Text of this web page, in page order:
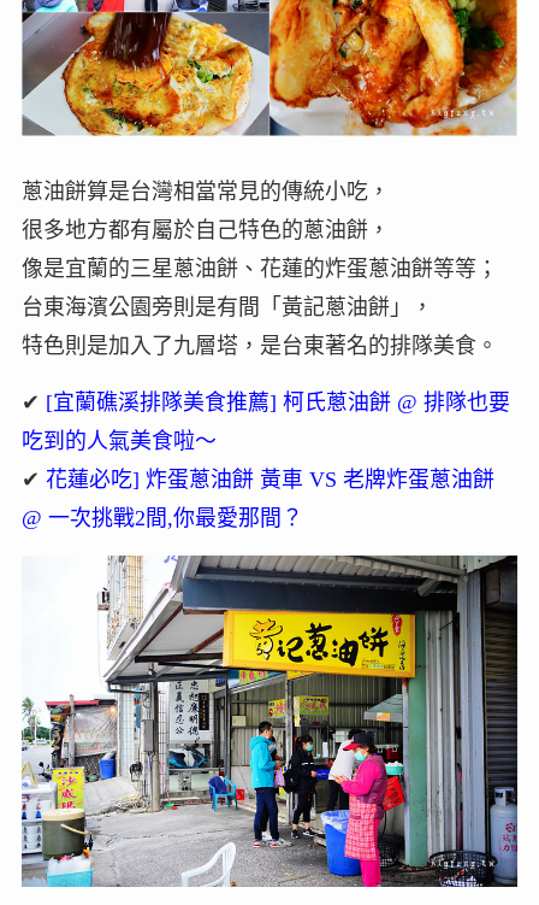
蔥油餅算是台灣相當常見的傳統小吃，
很多地方都有屬於自己特色的蔥油餅，
像是宜蘭的三星蔥油餅、花蓮的炸蛋蔥油餅等等；
台東海濱公園旁則是有間「黃記蔥油餅」，
特色則是加入了九層塔，是台東著名的排隊美食。
✔ [宜蘭礁溪排隊美食推薦] 柯氏蔥油餅 @ 排隊也要
吃到的人氣美食啦～
✔ 花蓮必吃] 炸蛋蔥油餅 黃車 VS 老牌炸蛋蔥油餅
@ 一次挑戰2間,你最愛那間？